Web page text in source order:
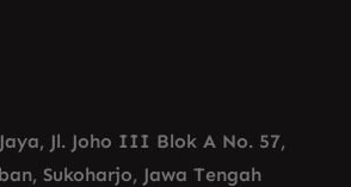
Jl. Joho III Blok A No. 57,
Sukoharjo, Jawa Tengah